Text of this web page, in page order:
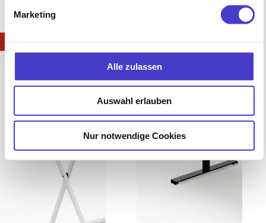
Marketing
Alle zulassen
Auswahl erlauben
Nur notwendige Cookies